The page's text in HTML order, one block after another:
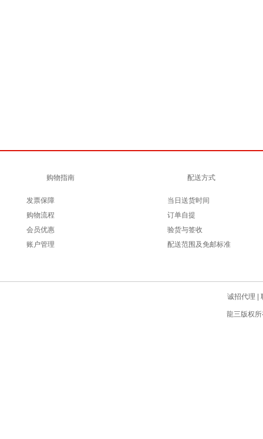
购物指南
发票保障
购物流程
会员优惠
账户管理
配送方式
当日送货时间
订单自提
验货与签收
配送范围及免邮标准
诚招代理
龍三版权